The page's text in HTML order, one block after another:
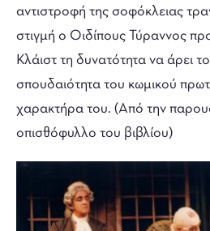
αντιστροφή της σοφόκλειας
στιγμή ο Οιδίπους Τύραννος
Κλάιστ τη δυνατότητα να άρει
σπουδαιότητα του κωμικού
χαρακτήρα του. (Από την
οπισθόφυλλο του βιβλίου)